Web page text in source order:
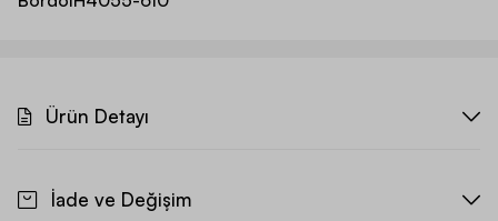
Ürün Detayı
İade ve Değişim